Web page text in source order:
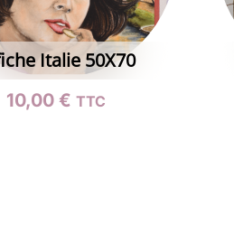
Italie 50X70
10,00€ TTC